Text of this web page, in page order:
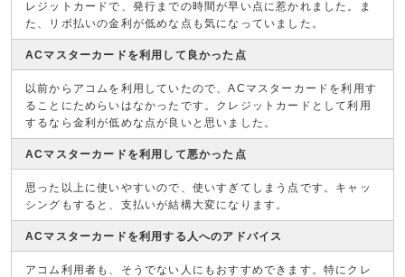
レジットカードで、発行までの時間が早い点に惹かれました。ま
た、リボ払いの金利が低めな点も気になっていました。
ACマスターカードを利用して良かった点
以前からアコムを利用していたので、ACマスターカードを利用す
ることにためらいはなかったです。クレジットカードとして利用
するなら金利が低めな点が良いと思いました。
ACマスターカードを利用して悪かった点
思った以上に使いやすいので、使いすぎてしまう点です。キャッ
シングもすると、支払いが結構大変になります。
ACマスターカードを利用する人へのアドバイス
アコム利用者も、そうでない人にもおすすめできます。特にクレ